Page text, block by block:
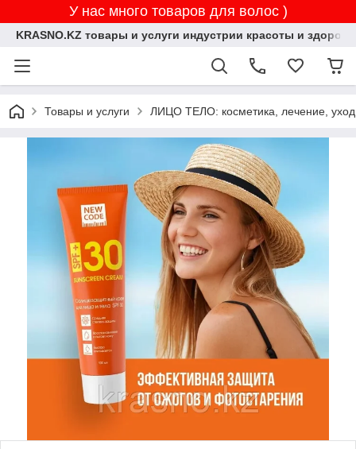
У нас много товаров для волос )
KRASNO.KZ товары и услуги индустрии красоты и
Товары и услуги ЛИЦО ТЕЛО: косметика, лечение, уход